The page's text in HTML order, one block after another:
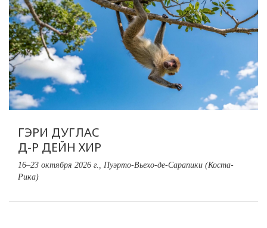
ПОИСК
ГЭРИ ДУГЛАС
Д-Р ДЕЙН ХИР
16–23 октября 2026 г., Пуэрто-Вьехо-де-Сарапики (Коста-
Рика)